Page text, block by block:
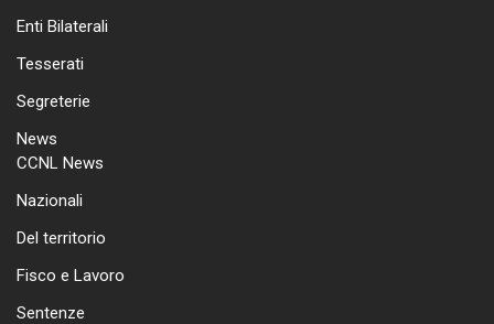
Enti Bilaterali
Tesserati
Segreterie
News
CCNL News
Nazionali
Del territorio
Fisco e Lavoro
Sentenze